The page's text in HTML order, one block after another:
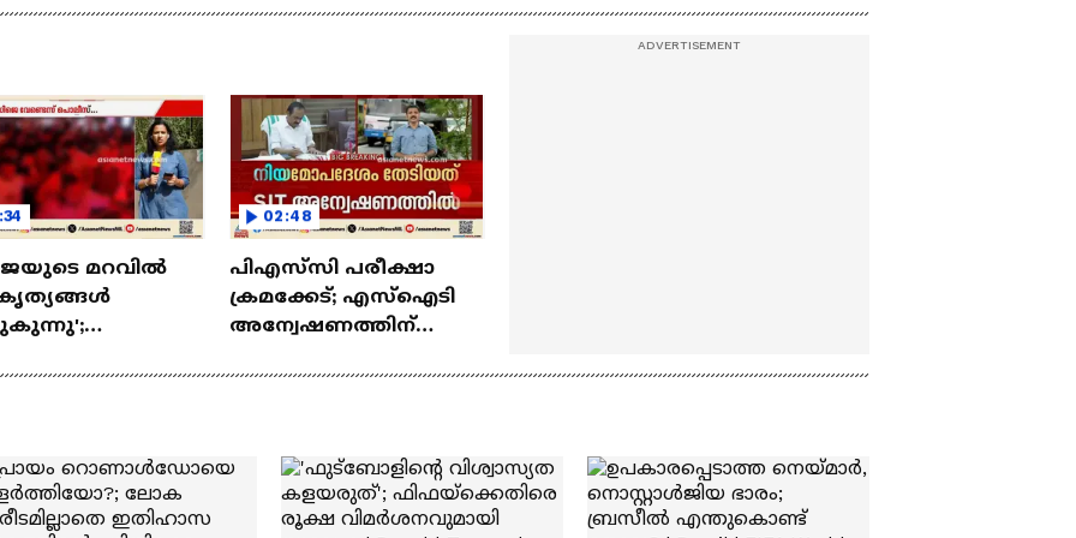
സിനിമയിലെ
വാച്ച് മോളിവുഡ് ടൈംസ്' |
മറവിൽ
02:48
പിഎസ്‍സി പരീക്ഷാ
ക്രമക്കേട്; എസ്ഐടി
അന്വേഷണത്തിന്
നിയമോപദേശം തേടി